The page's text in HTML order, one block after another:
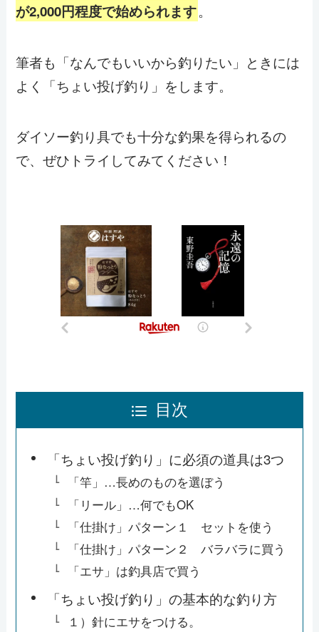
が2,000円程度で始められます。
筆者も「なんでもいいから釣りたい」ときには
よく「ちょい投げ釣り」をします。
ダイソー釣り具でも十分な釣果を得られるの
で、ぜひトライしてみてください！
目次
「ちょい投げ釣り」に必須の道具は3つ
「竿」…長めのものを選ぼう
「リール」…何でもOK
「仕掛け」パターン１ セットを使う
「仕掛け」パターン２ バラバラに買う
「エサ」は釣具店で買う
「ちょい投げ釣り」の基本的な釣り方
１）針にエサをつける。